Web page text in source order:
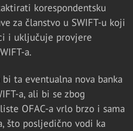
korespondentsku
za članstvo u SWIFT-u koji
i uključuje provjere
a.
ta eventualna nova banka
a, ali bi se zbog
OFAC-a vrlo brzo i sama
što posljedično vodi ka